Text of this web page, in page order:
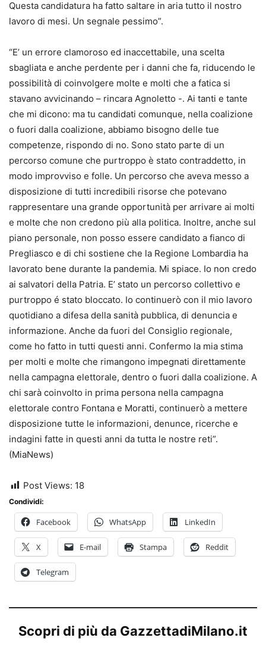
Questa candidatura ha fatto saltare in aria tutto il nostro
lavoro di mesi. Un segnale pessimo”.
“E’ un errore clamoroso ed inaccettabile, una scelta
sbagliata e anche perdente per i danni che fa, riducendo le
possibilità di coinvolgere molte e molti che a fatica si
stavano avvicinando – rincara Agnoletto -. Ai tanti e tante
che mi dicono: ma tu candidati comunque, nella coalizione
o fuori dalla coalizione, abbiamo bisogno delle tue
competenze, rispondo di no. Sono stato parte di un
percorso comune che purtroppo è stato contraddetto, in
modo improvviso e folle. Un percorso che aveva messo a
disposizione di tutti incredibili risorse che potevano
rappresentare una grande opportunità per arrivare ai molti
e molte che non credono più alla politica. Inoltre, anche sul
piano personale, non posso essere candidato a fianco di
Pregliasco e di chi sostiene che la Regione Lombardia ha
lavorato bene durante la pandemia. Mi spiace. Io non credo
ai salvatori della Patria. E’ stato un percorso collettivo e
purtroppo é stato bloccato. Io continuerò con il mio lavoro
quotidiano a difesa della sanità pubblica, di denuncia e
informazione. Anche da fuori del Consiglio regionale,
come ho fatto in tutti questi anni. Confermo la mia stima
per molti e molte che rimangono impegnati direttamente
nella campagna elettorale, dentro o fuori dalla coalizione. A
chi sarà coinvolto in prima persona nella campagna
elettorale contro Fontana e Moratti, continuerò a mettere
disposizione tutte le informazioni, denunce, ricerche e
indagini fatte in questi anni da tutta le nostre reti”.
(MiaNews)
Post Views: 18
Condividi:
Facebook WhatsApp LinkedIn
X E-mail Stampa Reddit
Telegram
Scopri di più da GazzettadiMilano.it